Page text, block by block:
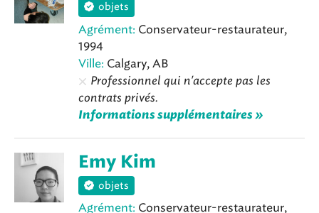
objets
Agrément: Conservateur-restaurateur,
1994
Ville: Calgary, AB
Professionnel qui n'accepte pas les
contrats privés.
Informations supplémentaires »
Emy Kim
objets
Agrément: Conservateur-restaurateur,